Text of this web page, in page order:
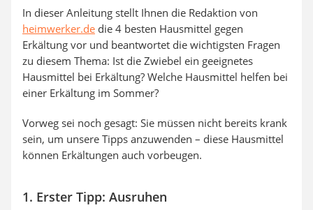
In dieser Anleitung stellt Ihnen die Redaktion von
heimwerker.de die 4 besten Hausmittel gegen
Erkältung vor und beantwortet die wichtigsten Fragen
zu diesem Thema: Ist die Zwiebel ein geeignetes
Hausmittel bei Erkältung? Welche Hausmittel helfen bei
einer Erkältung im Sommer?
Vorweg sei noch gesagt: Sie müssen nicht bereits krank
sein, um unsere Tipps anzuwenden – diese Hausmittel
können Erkältungen auch vorbeugen.
1. Erster Tipp: Ausruhen